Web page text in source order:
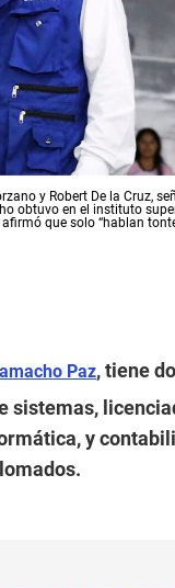
y Robert De la Cruz,
obtuvo en el instituto
que solo “hablan
Paz, tiene
sistemas,
y